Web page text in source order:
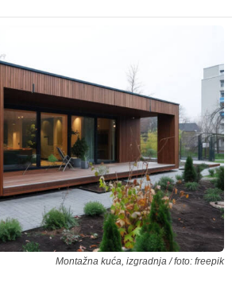
Montažna kuća, izgradnja / foto: freepik